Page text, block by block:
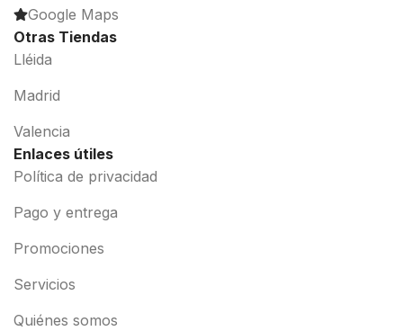
Google Maps
Otras Tiendas
Lléida
Madrid
Valencia
Enlaces útiles
Política de privacidad
Pago y entrega
Promociones
Servicios
Quiénes somos